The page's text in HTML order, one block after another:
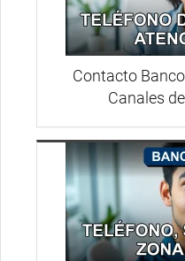
Contacto
Canales